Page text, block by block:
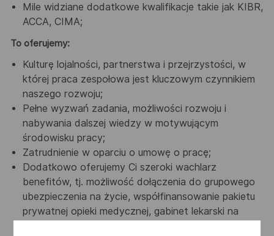
Mile widziane dodatkowe kwalifikacje takie jak KIBR,
ACCA, CIMA;
To oferujemy:
Kulturę lojalności, partnerstwa i przejrzystości, w
której praca zespołowa jest kluczowym czynnikiem
naszego rozwoju;
Pełne wyzwań zadania, możliwości rozwoju i
nabywania dalszej wiedzy w motywującym
środowisku pracy;
Zatrudnienie w oparciu o umowę o pracę;
Dodatkowo oferujemy Ci szeroki wachlarz
benefitów, tj. możliwość dołączenia do grupowego
ubezpieczenia na życie, współfinansowanie pakietu
prywatnej opieki medycznej, gabinet lekarski na